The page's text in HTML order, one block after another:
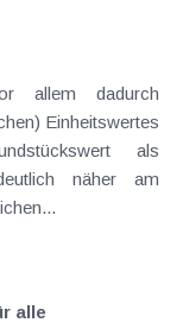
näher am
unentgeltlichen...
alle